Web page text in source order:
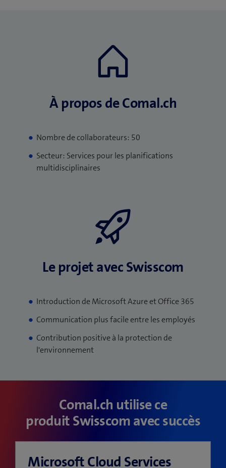
À propos de Comal.ch
Nombre de collaborateurs: 50
Secteur: Services pour les planifications
multidisciplinaires
Le projet avec Swisscom
Introduction de Microsoft Azure et Office 365
Communication plus facile entre les employés
Contribution positive à la protection de
l'environnement
Comal.ch utilise ce
produit Swisscom avec succès
Microsoft Cloud Services